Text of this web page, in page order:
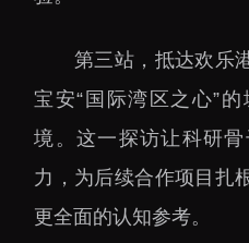
党建工作
群团工作
树立和践行正确政绩观
第三站，抵达欢乐
宝安“国际湾区之心”
境。这一探访让科研
力，为后续合作项目扎
更全面的认知参考。